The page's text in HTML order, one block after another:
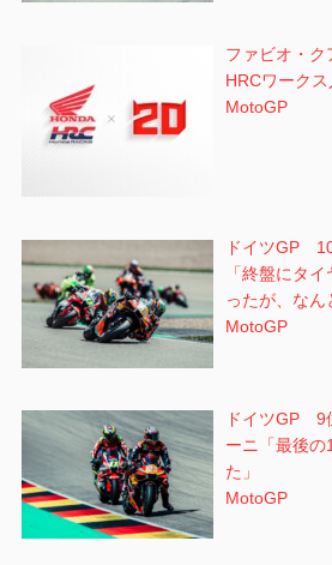
ファビオ・
HRCワーク
MotoGP
ドイツGP
「終盤にタ
ったが、なん
MotoGP
ドイツGP 9
ーニ「最後
た」
MotoGP